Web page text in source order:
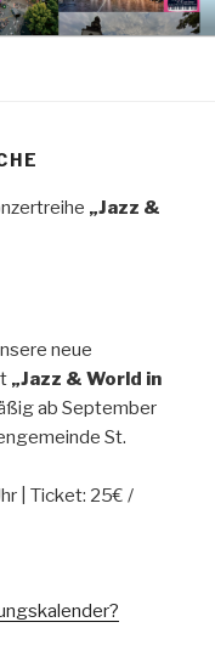
–
info@o-tonemusic.de
„Jazz &
neue
„Jazz & World in
ab September
St.
| Ticket: 25€ /